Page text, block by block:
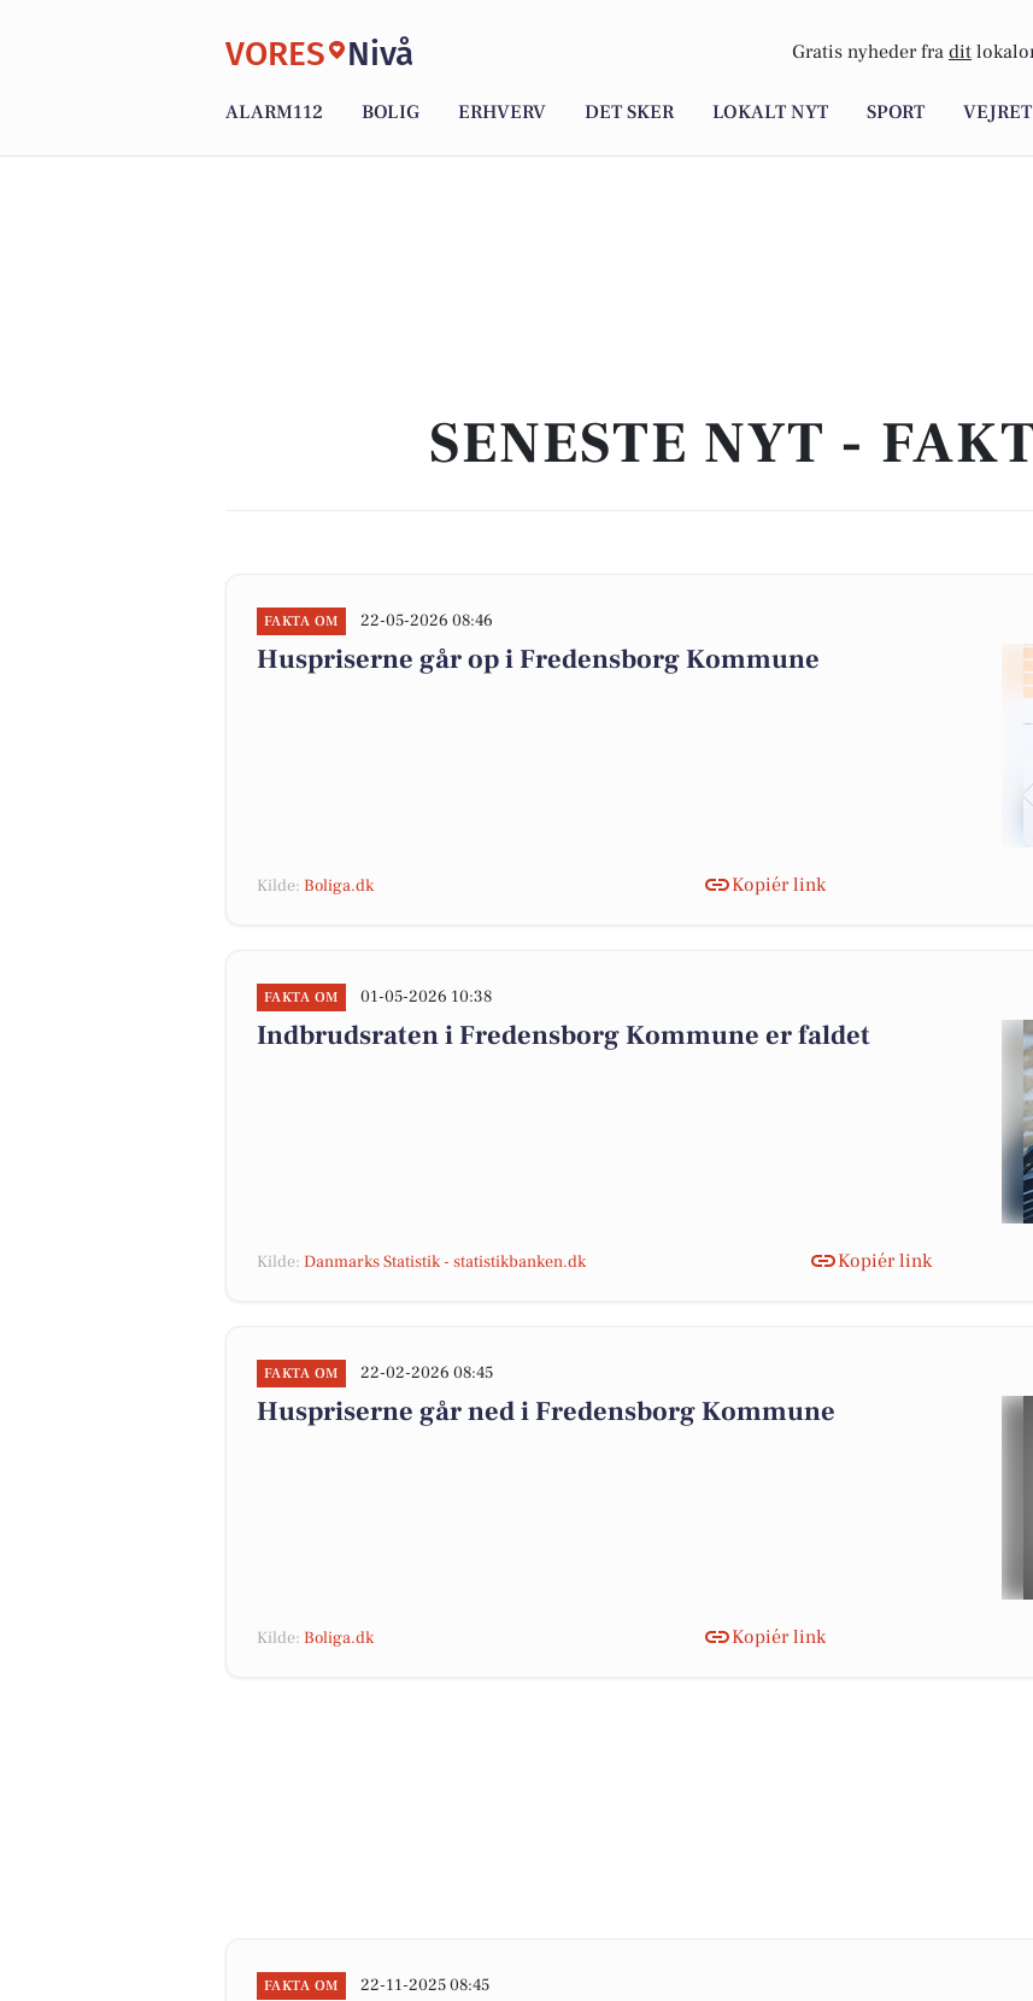
VORES Nivå Gratis nyheder fra dit
ALARM112 BOLIG ERHVERV DET SKER LOKALT NYT SPORT VEJRET
SENESTE NYT -
FAKTA OM 22-05-2026 08:46
Huspriserne går op i Fredensborg Kommune
Kilde: Boliga.dk Kopiér link
FAKTA OM 01-05-2026 10:38
Indbrudsraten i Fredensborg Kommune er faldet
Kilde: Danmarks Statistik - statistikbanken.dk Kopiér link
FAKTA OM 22-02-2026 08:45
Huspriserne går ned i Fredensborg Kommune
Kilde: Boliga.dk Kopiér link
FAKTA OM 22-11-2025 08:45